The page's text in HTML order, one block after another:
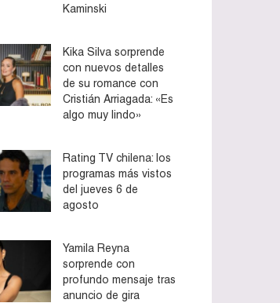
Kaminski
Kika Silva sorprende
con nuevos detalles
de su romance con
Cristián Arriagada: «Es
algo muy lindo»
Rating TV chilena: los
programas más vistos
del jueves 6 de
agosto
Yamila Reyna
sorprende con
profundo mensaje tras
anuncio de gira